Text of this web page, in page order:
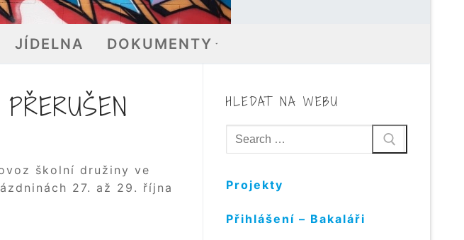
JÍDELNA DOKUMENTY
školní družiny ve
27. až 29. října
HLEDAT NA WEBU
Hledat:
Projekty
Přihlášení – Bakaláři